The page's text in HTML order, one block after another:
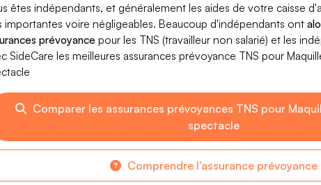
êtes indépendants, et généralement les aides de votre caisse
importantes voire négligeables. Beaucoup d'indépendants ont
prévoyancepour les TNS (travailleur non salarié) et les
SideCare les meilleures assurances prévoyance TNS pour
Comparer les assurances prévoyances TNS pour
spectacle
Comprendre l'assurance prévoyance